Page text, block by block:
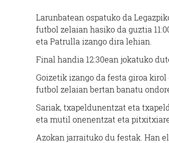
Larunbatean ospatuko da
futbol zelaian hasiko da guztia
eta Patrulla izango dira lehian.
Final handia 12:30ean jokatuko
Goizetik izango da festa giroa kirol
futbol zelaian bertan banatu
Sariak, txapeldunentzat eta
eta mutil onenentzat eta
Azokan jarraituko du festak. Han